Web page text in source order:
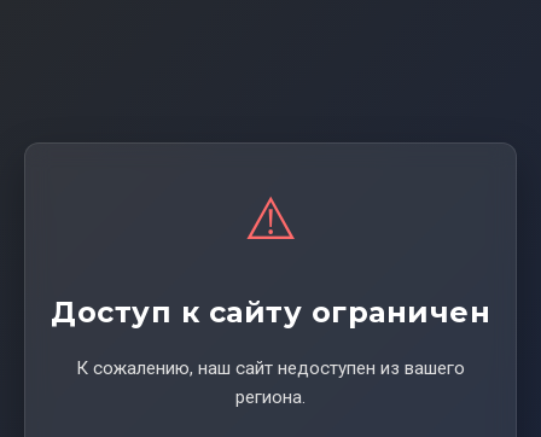
⚠️
Доступ к сайту ограничен
К сожалению, наш сайт недоступен из вашего
региона.